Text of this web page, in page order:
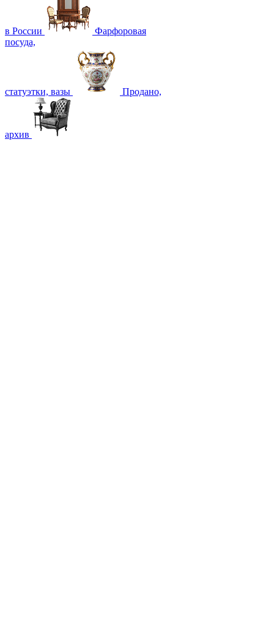
в России
Фарфоровая
посуда,
статуэтки, вазы Продано,
архив